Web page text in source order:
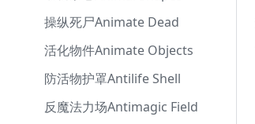
操纵死尸Animate Dead
活化物件Animate Objects
防活物护罩Antilife Shell
反魔法力场Antimagic Field